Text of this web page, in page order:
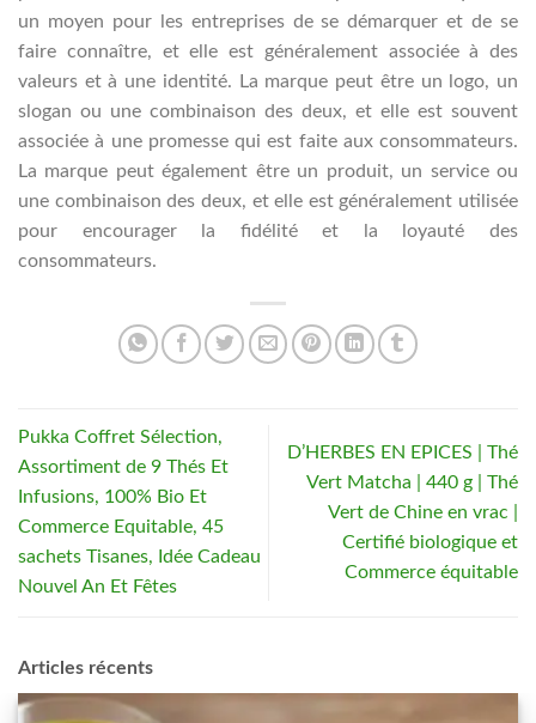
un moyen pour les entreprises de se démarquer et de se
faire connaître, et elle est généralement associée à des
valeurs et à une identité. La marque peut être un logo, un
slogan ou une combinaison des deux, et elle est souvent
associée à une promesse qui est faite aux consommateurs.
La marque peut également être un produit, un service ou
une combinaison des deux, et elle est généralement utilisée
pour encourager la fidélité et la loyauté des
consommateurs.
Pukka Coffret Sélection,
Assortiment de 9 Thés Et
Infusions, 100% Bio Et
Commerce Equitable, 45
sachets Tisanes, Idée Cadeau
Nouvel An Et Fêtes
D’HERBES EN EPICES | Thé
Vert Matcha | 440 g | Thé
Vert de Chine en vrac |
Certifié biologique et
Commerce équitable
Articles récents